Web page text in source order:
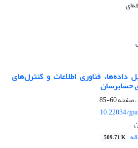
داده‌ها، فناوری اطلاعات و کنترل‌های
حسابرسان
60-85
10.22034/
509.71 K